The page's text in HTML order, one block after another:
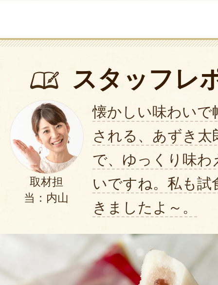
スタッフレ
取材担
当：内山
懐かしい味わいで
される、あずき太
で、ゆっくり味
いですね。私も試
きましたよ～。